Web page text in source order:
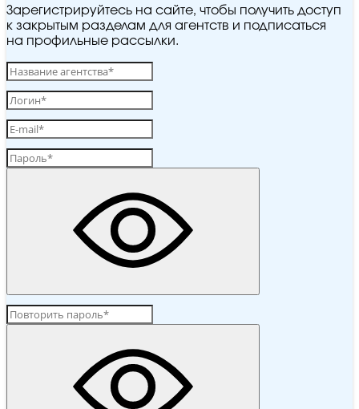
Зарегистрируйтесь на сайте, чтобы получить доступ
к закрытым разделам для агентств и подписаться
на профильные рассылки.